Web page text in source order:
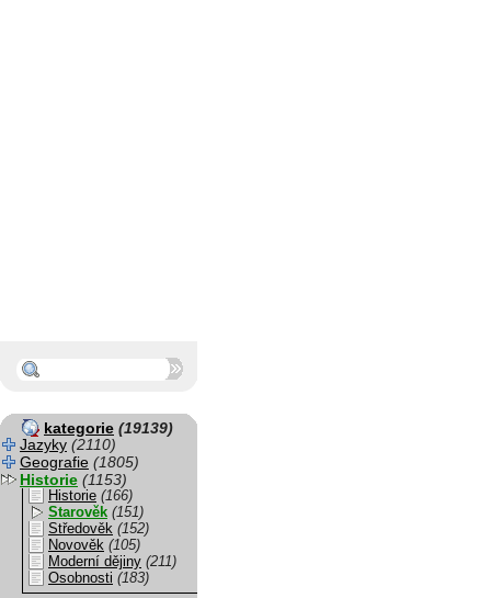
kategorie (19139)
Jazyky (2110)
Geografie (1805)
Historie (1153)
Historie (166)
Starověk (151)
Středověk (152)
Novověk (105)
Moderní dějiny (211)
Osobnosti (183)